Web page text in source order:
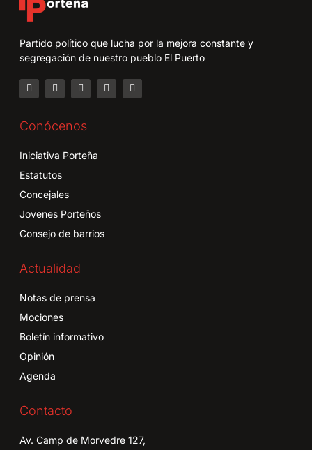
Partido político que lucha por la mejora constante y
segregación de nuestro pueblo El Puerto
Conócenos
Iniciativa Porteña
Estatutos
Concejales
Jovenes Porteños
Consejo de barrios
Actualidad
Notas de prensa
Mociones
Boletín informativo
Opinión
Agenda
Contacto
Av. Camp de Morvedre 127,